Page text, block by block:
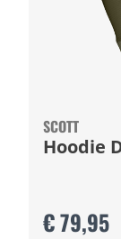
SCOTT
Hoodie
€ 79,95